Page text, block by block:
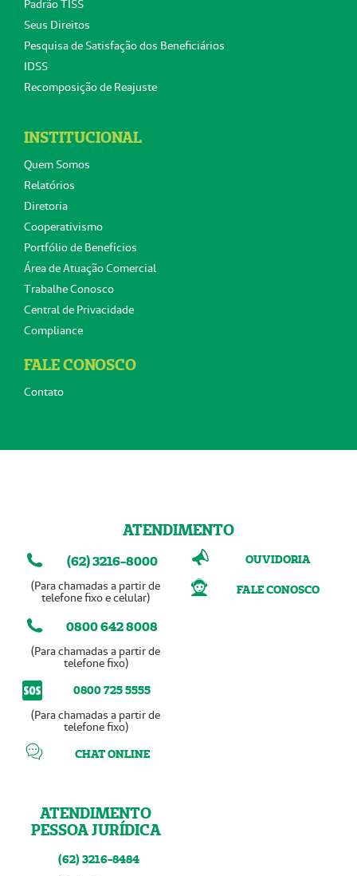
Padrão TISS
Seus Direitos
Pesquisa de Satisfação dos Beneficiários
IDSS
Recomposição de Reajuste
INSTITUCIONAL
Quem Somos
Relatórios
Diretoria
Cooperativismo
Portfólio de Benefícios
Área de Atuação Comercial
Trabalhe Conosco
Central de Privacidade
Compliance
FALE CONOSCO
Contato
ATENDIMENTO
(62) 3216-8000
(Para chamadas a partir de
telefone fixo e celular)
0800 642 8008
(Para chamadas a partir de
telefone fixo)
0800 725 5555
(Para chamadas a partir de
telefone fixo)
CHAT ONLINE
ATENDIMENTO
PESSOA JURÍDICA
(62) 3216-8484
OUVIDORIA
FALE CONOSCO